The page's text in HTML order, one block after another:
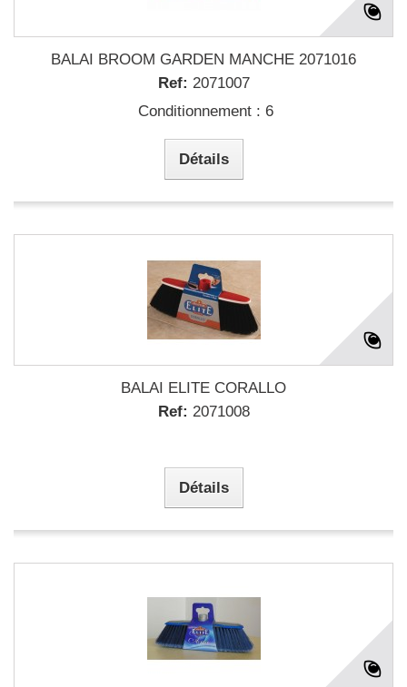
BALAI BROOM GARDEN MANCHE 2071016
Ref: 2071007
Conditionnement : 6
Détails
BALAI ELITE CORALLO
Ref: 2071008
Détails